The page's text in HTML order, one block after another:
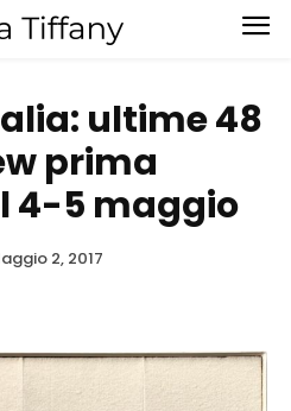
ultime 48
prima
4-5 maggio
2, 2017